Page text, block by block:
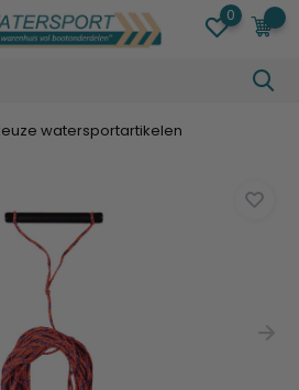
0
watersportartikelen